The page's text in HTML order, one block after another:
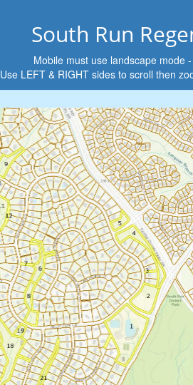
South Run
Mobile must use landscape mode
Use LEFT & RIGHT sides to scroll then